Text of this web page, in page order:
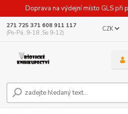
Doprava na výdejní místo GLS při
CZK
271 725 371 608 911 117
(Po-Pá, 9-18 ,So 9-12)